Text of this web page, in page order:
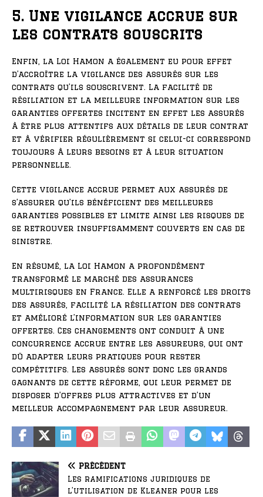
5. Une vigilance accrue sur
les contrats souscrits
Enfin, la Loi Hamon a également eu pour effet
d’accroître la vigilance des assurés sur les
contrats qu’ils souscrivent. La facilité de
résiliation et la meilleure information sur les
garanties offertes incitent en effet les assurés
à être plus attentifs aux détails de leur contrat
et à vérifier régulièrement si celui-ci correspond
toujours à leurs besoins et à leur situation
personnelle.
Cette vigilance accrue permet aux assurés de
s’assurer qu’ils bénéficient des meilleures
garanties possibles et limite ainsi les risques de
se retrouver insuffisamment couverts en cas de
sinistre.
En résumé, la Loi Hamon a profondément
transformé le marché des assurances
multirisques en France. Elle a renforcé les droits
des assurés, facilité la résiliation des contrats
et amélioré l’information sur les garanties
offertes. Ces changements ont conduit à une
concurrence accrue entre les assureurs, qui ont
dû adapter leurs pratiques pour rester
compétitifs. Les assurés sont donc les grands
gagnants de cette réforme, qui leur permet de
disposer d’offres plus attractives et d’un
meilleur accompagnement par leur assureur.
PRÉCÉDENT
Les ramifications juridiques de
l’utilisation de Kleaner pour les